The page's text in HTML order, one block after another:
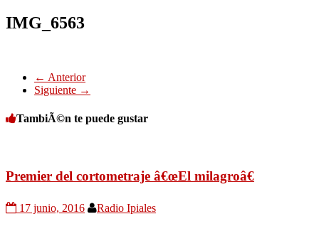
IMG_6563
← Anterior
Siguiente →
TambiÃ©n te puede gustar
Premier del cortometraje â€œEl milagroâ€
17 junio, 2016 Radio Ipiales